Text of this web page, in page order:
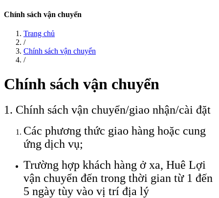
Chính sách vận chuyển
Trang chủ
/
Chính sách vận chuyển
/
Chính sách vận chuyển
1. Chính sách vận chuyển/giao nhận/cài đặt
Các phương thức giao hàng hoặc cung
ứng dịch vụ;
Trường hợp khách hàng ở xa, Huê Lợi
vận chuyển đến trong thời gian từ 1 đến
5 ngày tùy vào vị trí địa lý